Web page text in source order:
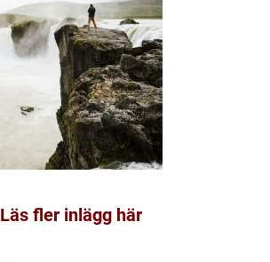
Läs fler inlägg här